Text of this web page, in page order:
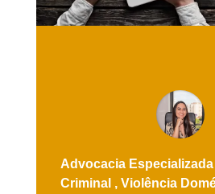
Advocacia Especializada
Criminal , Violência